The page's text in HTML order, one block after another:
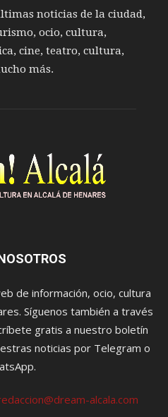
noticias de la ciudad,
ocio, cultura,
cine, teatro, cultura,
más.
de información, ocio, cultura
Síguenos también a través
gratis a nuestro boletín
noticias por Telegram o
alcala.com